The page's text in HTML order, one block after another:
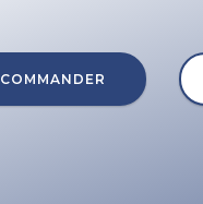
COMMANDER